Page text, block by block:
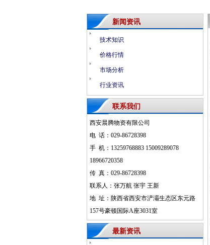
新闻资讯
技术知识
价格行情
市场分析
行业资讯
联系我们
西安晨腾物资有限公司
电 话：029-86728398
手 机：13259768883 15009289078
18966720358
传 真：029-86728398
联系人：张万航 张宇 王新
地 址：陕西省西安市浐灞生态区东元路
157号豪顿国际A座3031室
最新资讯